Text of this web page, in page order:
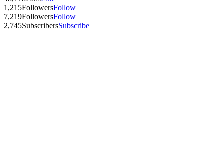
1,215FollowersFollow
7,219FollowersFollow
2,745SubscribersSubscribe